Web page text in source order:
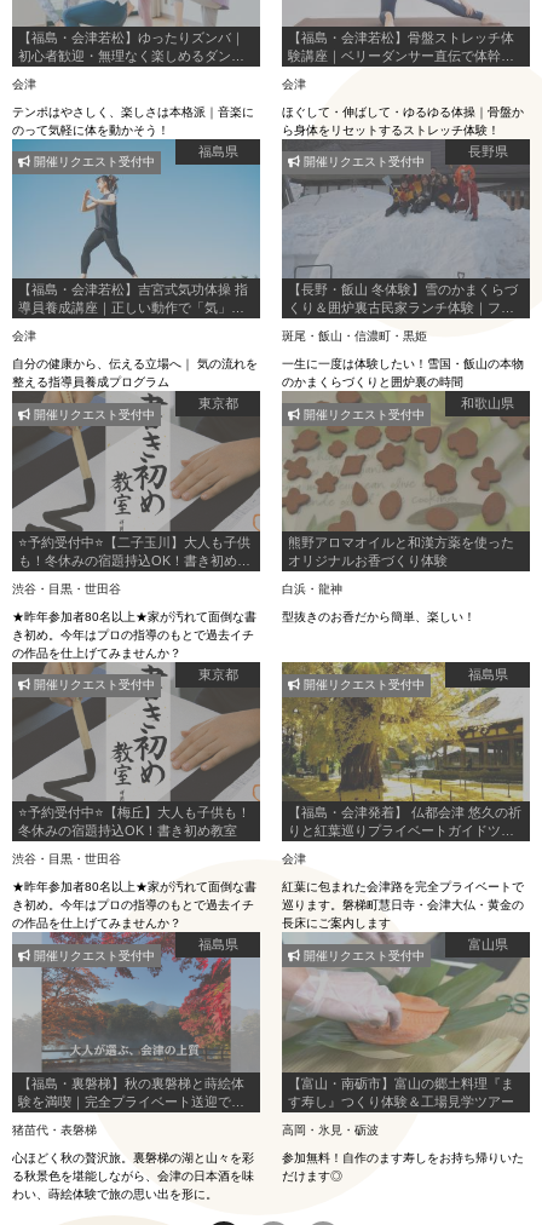
【福島・会津若松】ゆったりズンバ｜
初心者歓迎・無理なく楽しめるダンス
会津
テンポはやさしく、楽しさは本格派｜音楽に
のって気軽に体を動かそう！
【福島・会津若松】骨盤ストレッチ体
験講座｜ベリーダンサー直伝で体幹強
会津
ほぐして・伸ばして・ゆるゆる体操｜骨盤か
ら身体をリセットするストレッチ体験！
福島県
【福島・会津若松】吉宮式気功体操 指
導員養成講座｜正しい動作で「気」を
会津
自分の健康から、伝える立場へ｜ 気の流れを
整える指導員養成プログラム
開催リクエスト受付中
長野県
【長野・飯山 冬体験】雪のかまくらづ
くり＆囲炉裏古民家ランチ体験｜ファ
斑尾・飯山・信濃町・黒姫
一生に一度は体験したい！雪国・飯山の本物
のかまくらづくりと囲炉裏の時間
開催リクエスト受付中
東京都
⭐️予約受付中⭐️【二子玉川】大人も子供
も！冬休みの宿題持込OK！書き初め教
渋谷・目黒・世田谷
★昨年参加者80名以上★家が汚れて面倒な書
き初め。今年はプロの指導のもとで過去イチ
の作品を仕上げてみませんか？
開催リクエスト受付中
和歌山県
熊野アロマオイルと和漢方薬を使った
オリジナルお香づくり体験
白浜・龍神
型抜きのお香だから簡単、楽しい！
開催リクエスト受付中
東京都
⭐️予約受付中⭐️【梅丘】大人も子供も！
冬休みの宿題持込OK！書き初め教室
渋谷・目黒・世田谷
★昨年参加者80名以上★家が汚れて面倒な書
き初め。今年はプロの指導のもとで過去イチ
の作品を仕上げてみませんか？
開催リクエスト受付中
福島県
【福島・会津発着】 仏都会津 悠久の祈
りと紅葉巡りプライベートガイドツア
会津
紅葉に包まれた会津路を完全プライベートで
巡ります。磐梯町慧日寺・会津大仏・黄金の
長床にご案内します
開催リクエスト受付中
福島県
【福島・裏磐梯】秋の裏磐梯と蒔絵体
験を満喫｜完全プライベート送迎で巡
猪苗代・表磐梯
心ほどく秋の贅沢旅。裏磐梯の湖と山々を彩
る秋景色を堪能しながら、会津の日本酒を味
わい、蒔絵体験で旅の思い出を形に。
開催リクエスト受付中
富山県
【富山・南砺市】富山の郷土料理『ま
す寿し』つくり体験＆工場見学ツアー
高岡・氷見・砺波
参加無料！自作のます寿しをお持ち帰りいた
だけます◎
開催リクエスト受付中